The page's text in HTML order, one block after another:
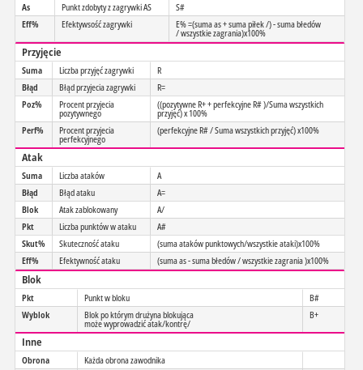
As
Punkt zdobyty z zagrywki AS
S#
Eff%
Efektywsość zagrywki E% =(suma as + suma piłek /) - suma błedów
/ wszystkie zagrania)x100%
Przyjęcie
Suma Liczba przyjęć zagrywki
R
Błąd
Błąd przyjecia zagrywki
R=
Poz%
Procent przyjecia
pozytywnego
((pozytywne R+ + perfekcyjne R# )/Suma wszystkich
przyjęć) x 100%
Perf%
Procent przyjecia
perfekcyjnego
(perfekcyjne R# / Suma wszystkich przyjęć) x100%
Atak
Suma Liczba ataków
A
Błąd
Błąd ataku
A=
Blok
Atak zablokowany
A/
Pkt
Liczba punktów w ataku
A#
Skut%
Skuteczność ataku
(suma ataków punktowych/wszystkie ataki)x100%
Eff%
Efektywność ataku (suma as - suma błedów / wszystkie zagrania )x100%
Blok
Pkt Punkt w bloku
B#
Wyblok
Blok po którym drużyna blokująca
może wyprowadzić atak/kontrę/
B+
Inne
Obrona
Każda obrona zawodnika